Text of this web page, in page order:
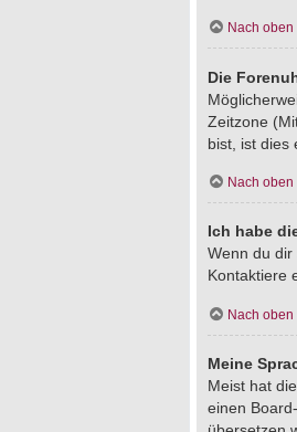
Nach oben
Die
Zeitzone
bist, ist dies
Nach oben
Ich habe
Wenn du
Kontaktiere
Nach oben
Meine
Meist hat
einen